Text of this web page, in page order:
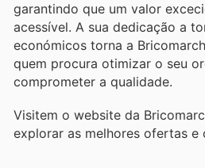
garantindo que um valor
acessível. A sua dedicação a
económicos torna a
quem procura otimizar o seu
comprometer a qualidade.
Visitem o website da
explorar as melhores ofertas e